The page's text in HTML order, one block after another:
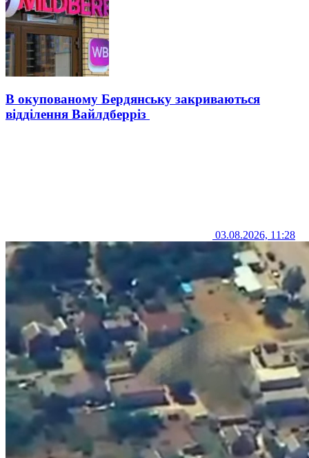
В окупованому Бердянську закриваються
відділення Вайлдберріз
03.08.2026, 11:28